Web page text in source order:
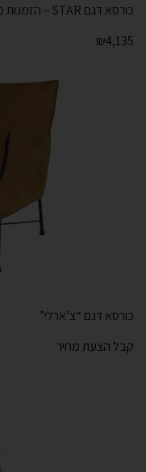
כורסא דגם STAR – הזמנות מיוחדת
₪4,135
כורסא דגם “צ’ארלי”
קבל הצעת מחיר